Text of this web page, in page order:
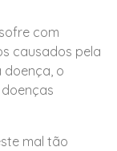
com
causados pela
doença, o
mal tão